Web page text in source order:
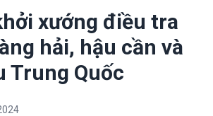
xướng điều tra
hải, hậu cần và
Trung Quốc